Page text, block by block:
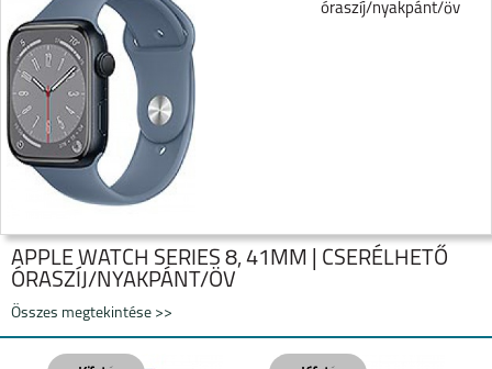
óraszíj/nyakpánt/öv
APPLE WATCH SERIES 8, 41MM | CSERÉLHETŐ
ÓRASZÍJ/NYAKPÁNT/ÖV
Összes megtekintése >>